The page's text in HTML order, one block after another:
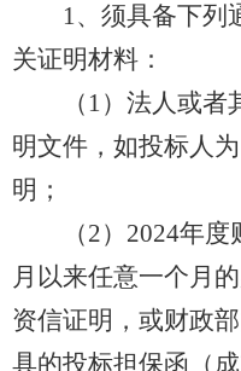
1、须具备下列
关证明材料：
（1）法人或者
明文件，如投标人
明；
（2）2024年度
月以来任意一个月
资信证明，或财政
具的投标担保函（